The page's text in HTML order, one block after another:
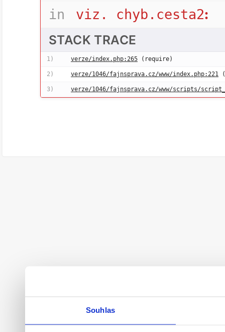
Souhlas
in viz. chyb.cesta2:
STACK TRACE
1) verze/index.php:265 (require)
2) verze/1046/fajnsprava.cz/www/index.php:221
3) verze/1046/fajnsprava.cz/www/scripts/